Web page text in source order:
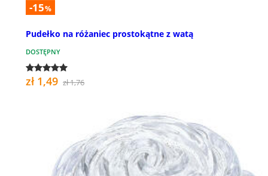
-15%
Pudełko na różaniec prostokątne z watą
DOSTĘPNY
zł 1,49 zł 1,76